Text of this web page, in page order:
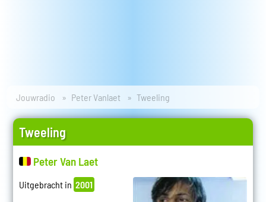
Jouwradio Peter Vanlaet Tweeling
Tweeling
Peter Van Laet
Uitgebracht in 2001